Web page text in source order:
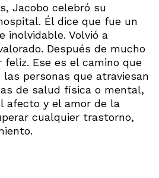
Jacobo celebró su
Él dice que fue un
inolvidable. Volvió a
Después de mucho
feliz. Ese es el camino que
personas que atraviesan
de salud física o mental,
afecto y el amor de la
cualquier trastorno,